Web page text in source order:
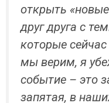
открыть
друг друга с
которые
мы верим, я
событие – это
запятая, в